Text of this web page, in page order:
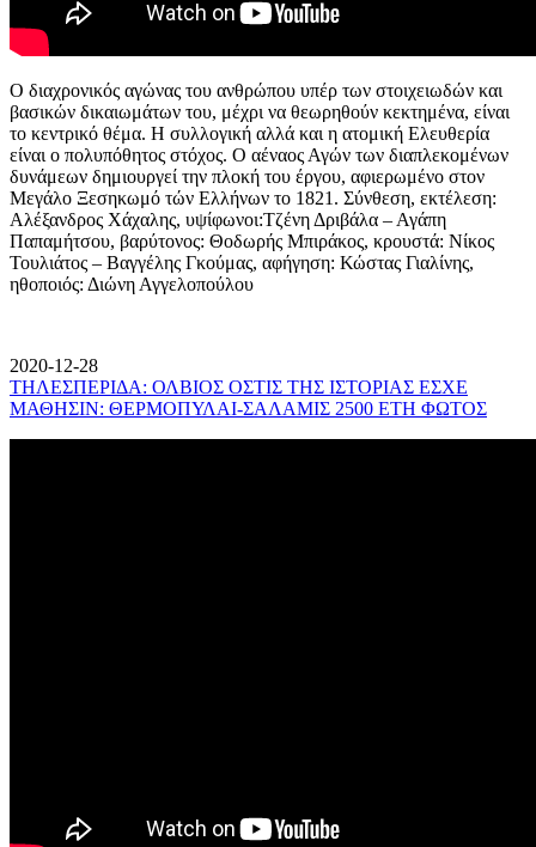
Ο διαχρονικός αγώνας του ανθρώπου υπέρ των στοιχειωδών και
βασικών δικαιωμάτων του, μέχρι να θεωρηθούν κεκτημένα, είναι
το κεντρικό θέμα. Η συλλογική αλλά και η ατομική Ελευθερία
είναι ο πολυπόθητος στόχος. Ο αέναος Αγών των διαπλεκομένων
δυνάμεων δημιουργεί την πλοκή του έργου, αφιερωμένο στον
Μεγάλο Ξεσηκωμό τών Ελλήνων το 1821. Σύνθεση, εκτέλεση:
Αλέξανδρος Χάχαλης, υψίφωνοι:Τζένη Δριβάλα – Αγάπη
Παπαμήτσου, βαρύτονος: Θοδωρής Μπιράκος, κρουστά: Νίκος
Τουλιάτος – Βαγγέλης Γκούμας, αφήγηση: Κώστας Γιαλίνης,
ηθοποιός: Διώνη Αγγελοπούλου
2020-12-28
ΤΗΛΕΣΠΕΡΙΔΑ: ΟΛΒΙΟΣ ΟΣΤΙΣ ΤΗΣ ΙΣΤΟΡΙΑΣ ΕΣΧΕ
ΜΑΘΗΣΙΝ: ΘΕΡΜΟΠΥΛΑΙ-ΣΑΛΑΜΙΣ 2500 ΕΤΗ ΦΩΤΟΣ